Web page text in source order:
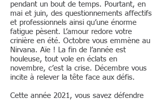
pendant un bout de temps. Pourtant, en
mai et juin, des questionnements affectifs
et professionnels ainsi qu’une énorme
fatigue pèsent. L’amour redore votre
crinière en été. Octobre vous emmène au
Nirvana. Aïe ! La fin de l’année est
houleuse, tout vole en éclats en
novembre, c’est la crise. Décembre vous
incite à relever la tête face aux défis.
Cette année 2021, vous savez défendre